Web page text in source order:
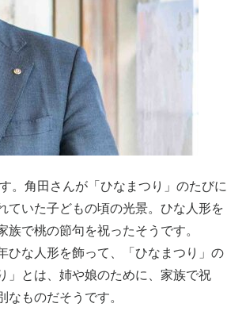
。角田さんが「ひなまつり」のたびに
ていた子どもの頃の光景。ひな人形を
で桃の節句を祝ったそうです。
ひな人形を飾って、「ひなまつり」の
」とは、姉や娘のために、家族で祝
ものだそうです。